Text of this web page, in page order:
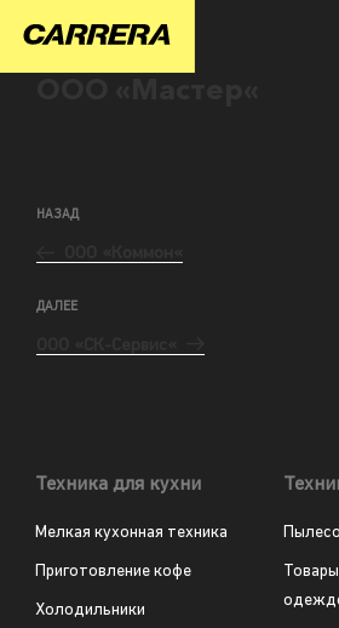
НАЗАД
ДАЛЕЕ
Техника для кухни
Мелкая кухонная техника
Приготовление кофе
Холодильники